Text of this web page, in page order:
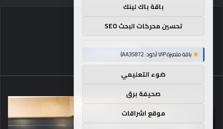
الرئيسية/ وتعين
وتعين
باقة باك لينك
تحسين محركات البحث SEO
باقة متميزة VIP (كود: AA35872):
ضوء التعليمي
صحيفة برق
موقع اشراقات